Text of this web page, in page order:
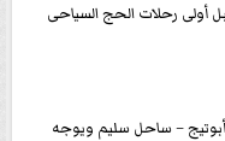
أولى رحلات الحج السياحى
– ساحل سليم ويوجه